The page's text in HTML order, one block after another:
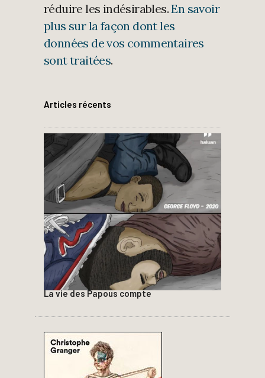
réduire les indésirables.En savoir
plus sur la façon dont les
données de vos commentaires
sont traitées.
Articles récents
La vie des Papous compte